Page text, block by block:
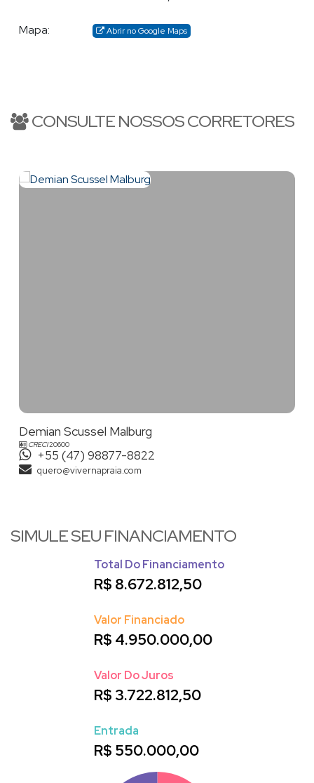
Mapa: Abrir no Google Maps
CONSULTE NOSSOS CORRETORES
Demian Scussel Malburg
CRECI20600
+55 (47) 98877-8822
quero@vivernapraia.com
SIMULE SEU FINANCIAMENTO
Total Do Financiamento
R$ 8.672.812,50
Valor Financiado
R$ 4.950.000,00
Valor Do Juros
R$ 3.722.812,50
Entrada
R$ 550.000,00